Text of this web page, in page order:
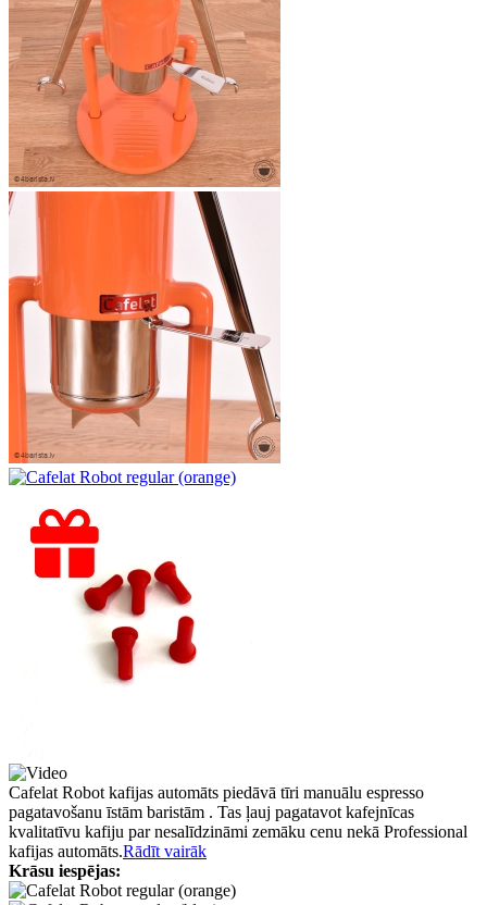
Cafelat Robot kafijas automāts piedāvā tīri manuālu espresso
pagatavošanu īstām baristām . Tas ļauj pagatavot kafejnīcas
kvalitatīvu kafiju par nesalīdzināmi zemāku cenu nekā Professional
kafijas automāts.Rādīt vairāk
Krāsu iespējas: